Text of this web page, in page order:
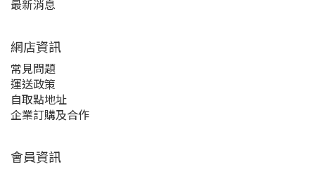
最新消息
網店資訊
常見問題
運送政策
自取點地址
企業訂購及合作
會員資訊